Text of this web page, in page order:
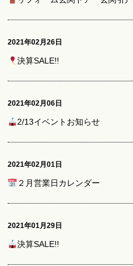
2021年02月26日
決算SALE!!
2021年02月06日
2/13イベントお知らせ
2021年02月01日
２月営業日カレンダー
2021年01月29日
決算SALE!!